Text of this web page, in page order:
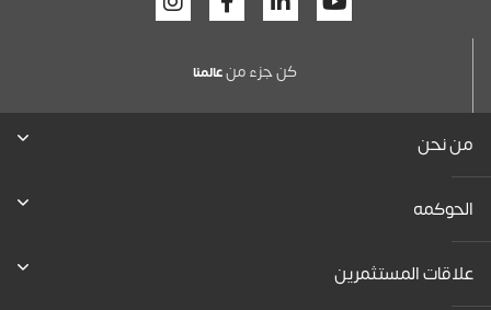
كن جزء منعالمنا
من نحن
الحوكمه
علاقات المستثمرين